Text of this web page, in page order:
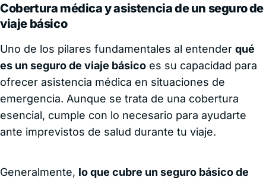
Cobertura médica y asistencia de un seguro de
viaje básico
Uno de los pilares fundamentales al entender qué
es un seguro de viaje básico es su capacidad para
ofrecer asistencia médica en situaciones de
emergencia. Aunque se trata de una cobertura
esencial, cumple con lo necesario para ayudarte
ante imprevistos de salud durante tu viaje.
Generalmente, lo que cubre un seguro básico de